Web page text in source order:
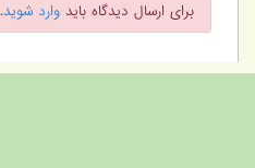
برای ارسال دیدگاه باید وارد شوید.